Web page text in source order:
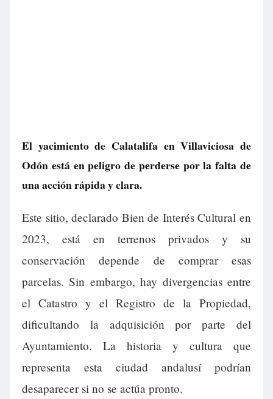
El yacimiento de Calatalifa en Villaviciosa de
Odón está en peligro de perderse por la falta de
una acción rápida y clara.
Este sitio, declarado Bien de Interés Cultural en
2023, está en terrenos privados y su
conservación depende de comprar esas
parcelas. Sin embargo, hay divergencias entre
el Catastro y el Registro de la Propiedad,
dificultando la adquisición por parte del
Ayuntamiento. La historia y cultura que
representa esta ciudad andalusí podrían
desaparecer si no se actúa pronto.